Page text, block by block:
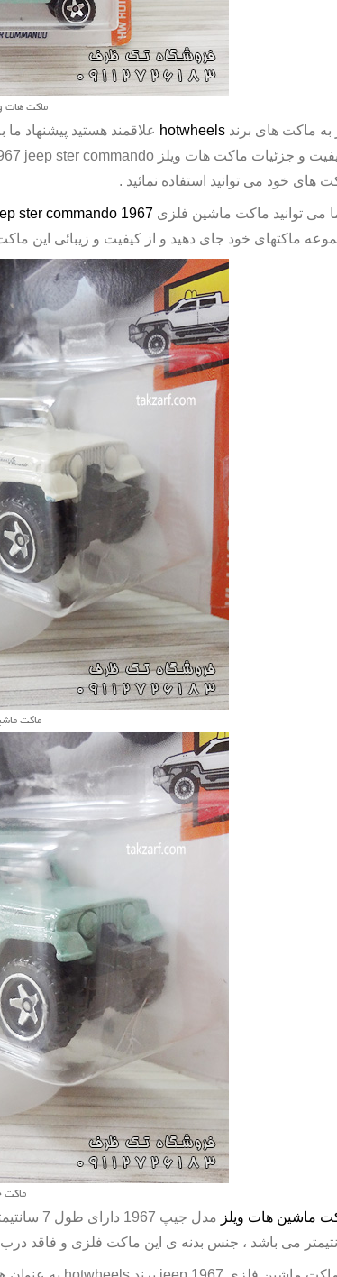
ماکت هات
به ماکت های برندhotwheels علاقمند هستید پیشنهاد
و جزئیات ماکت هات ویلز jeep ster commando
های خود می توانید استفاده نمائید .
می توانید ماکت ماشین فلزی ster commando 1967
ماکتهای خود جای دهید و از کیفیت و زیبائی این
ماکت
ماکت
ماشین هات ویلز
می باشد ، جنس بدنه ی این ماکت فلزی و فاقد